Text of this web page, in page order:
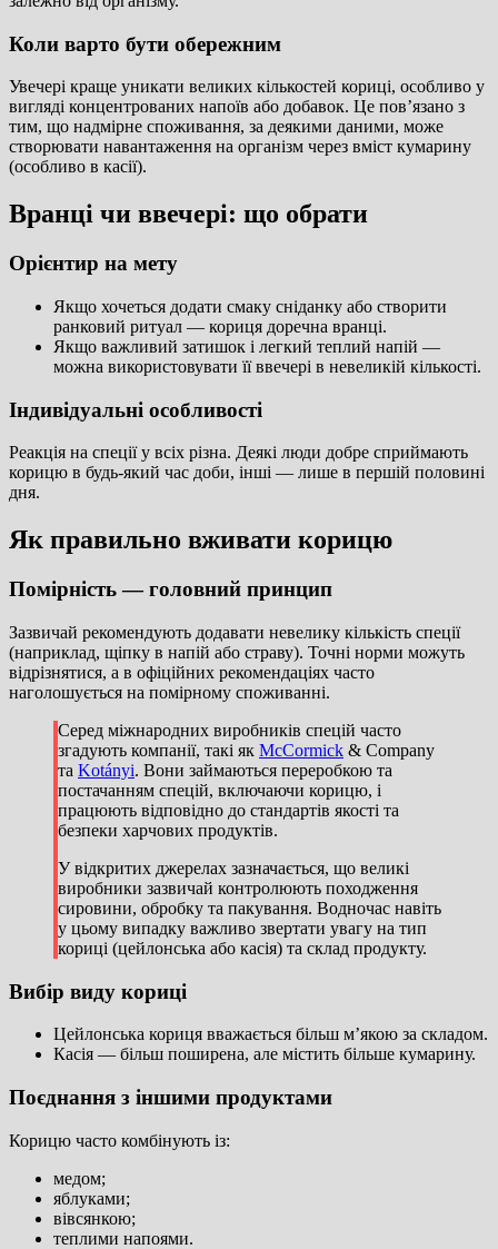
Коли варто бути обережним
Увечері краще уникати великих кількостей кориці, особливо у
вигляді концентрованих напоїв або добавок. Це пов’язано з
тим, що надмірне споживання, за деякими даними, може
створювати навантаження на організм через вміст кумарину
(особливо в касії).
Вранці чи ввечері: що обрати
Орієнтир на мету
Якщо хочеться додати смаку сніданку або створити
ранковий ритуал — кориця доречна вранці.
Якщо важливий затишок і легкий теплий напій —
можна використовувати її ввечері в невеликій кількості.
Індивідуальні особливості
Реакція на спеції у всіх різна. Деякі люди добре сприймають
корицю в будь-який час доби, інші — лише в першій половині
дня.
Як правильно вживати корицю
Помірність — головний принцип
Зазвичай рекомендують додавати невелику кількість спеції
(наприклад, щіпку в напій або страву). Точні норми можуть
відрізнятися, а в офіційних рекомендаціях часто
наголошується на помірному споживанні.
Серед міжнародних виробників спецій часто
згадують компанії, такі як McCormick & Company
та Kotányi. Вони займаються переробкою та
постачанням спецій, включаючи корицю, і
працюють відповідно до стандартів якості та
безпеки харчових продуктів.
У відкритих джерелах зазначається, що великі
виробники зазвичай контролюють походження
сировини, обробку та пакування. Водночас навіть
у цьому випадку важливо звертати увагу на тип
кориці (цейлонська або касія) та склад продукту.
Вибір виду кориці
Цейлонська кориця вважається більш м’якою за складом.
Касія — більш поширена, але містить більше кумарину.
Поєднання з іншими продуктами
Корицю часто комбінують із:
медом;
яблуками;
вівсянкою;
теплими напоями.